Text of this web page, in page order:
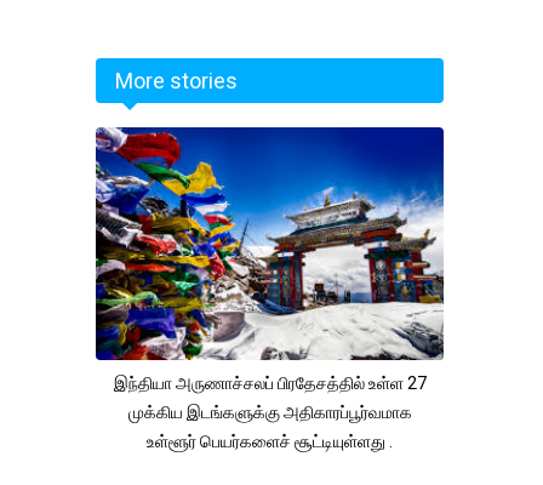
More stories
இந்தியா அருணாச்சலப் பிரதேசத்தில் உள்ள 27
முக்கிய இடங்களுக்கு அதிகாரப்பூர்வமாக
உள்ளூர் பெயர்களைச் சூட்டியுள்ளது .